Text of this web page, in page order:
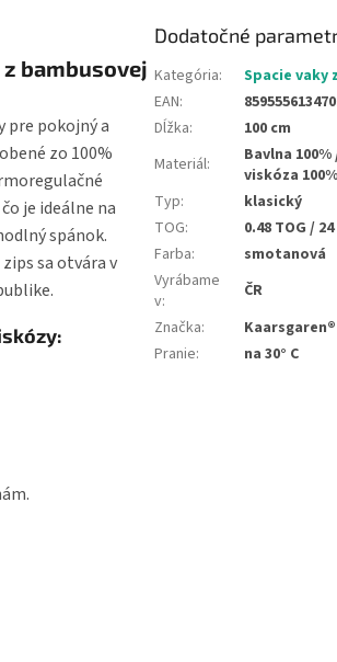
bambusovej
pre pokojný a
zo 100%
je ideálne na
spánok.
sa otvára v
Dodatočné
Kategória:
Spacie vaky
EAN:
Dĺžka:
100 cm
Materiál:
Bavlna
viskóza 100%
Typ:
klasický
TOG:
0.48 TOG / 24
Farba:
smotanová
Vyrábame
v:
ČR
Značka:
Kaarsgaren®
Pranie: na 30° C